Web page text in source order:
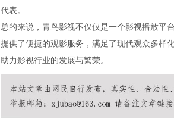
代表。
总的来说，青鸟影视不仅仅是一个影视播放平
提供了便捷的观影服务，满足了现代观众多样
助力影视行业的发展与繁荣。